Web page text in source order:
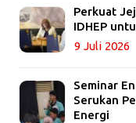
Perkuat
IDHEP
9 Juli 2026
Seminar
Serukan
Energi